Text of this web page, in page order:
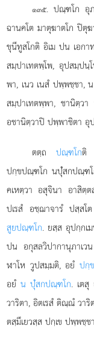
๑๓๕. ปณฺฑโก อุ
ฉานคโต มาตุฆาตโก ปิตุ
ขุนีทูสโกติ อิเม ปน เอก
สมฺปาเทตพฺโพ, อุปสมฺป
พา, เนว เนสํ ปพฺพชฺชา,
สมฺปาเทตพฺพา, ชานิตฺว
อชานิตฺวาปิ ปพฺพาชิตา อุ
ตตฺถ ปณฺฑโกติ
ปกฺขปณฺฑโก นปุํสกปณฺฑ
คเหตฺวา อสุจินา อาสิตฺ
ปเรสํ อชฺฌาจารํ ปสฺส
สูยปณฺฑโก. ยสฺส อุปกฺก
ปน อกุสลวิปากานุภาเ
ฬาโห วูปสมฺมติ, อยํ ปกฺ
อยํน ปุํสกปณฺฑโก. เต
วาริตา, อิตเรสํ ติณฺณํ วา
ตสฺมึเยวสฺส ปกฺเข ปพฺพชฺช